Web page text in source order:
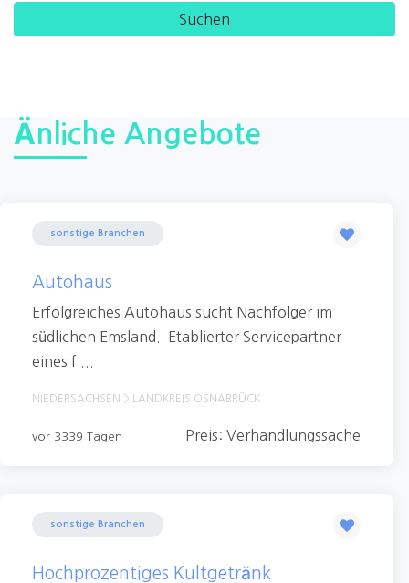
Änliche Angebote
sonstige Branchen
Autohaus
Erfolgreiches Autohaus sucht Nachfolger im
südlichen Emsland. Etablierter Servicepartner
eines f ...
NIEDERSACHSEN > LANDKREIS OSNABRÜCK
vor 3339 Tagen Preis: Verhandlungssache
sonstige Branchen
Hochprozentiges Kultgetränk